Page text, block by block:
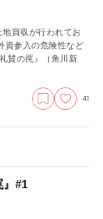
買収が行われてお
資参入の危険性など
賛の罠』（角川新
41
』#1